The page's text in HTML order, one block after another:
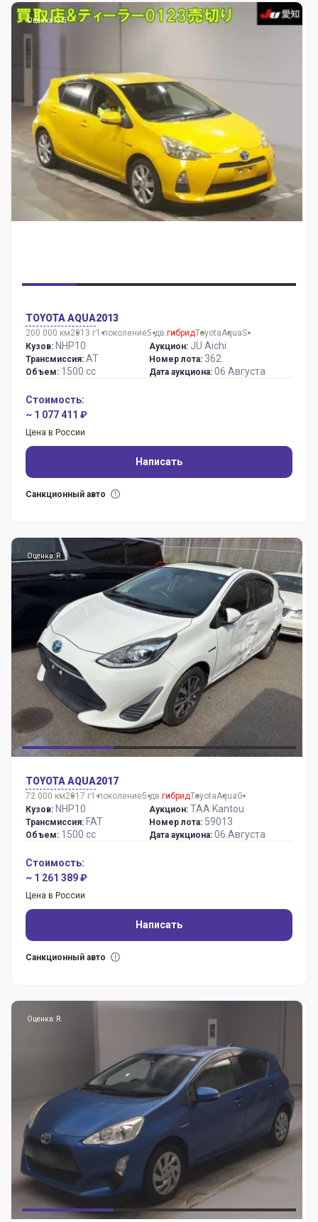
Оценка: 3.5
TOYOTA AQUA2013
200 000 км2013 г1 поколение5 дв.гибридToyotaAquaS
Кузов: NHP10
Трансмиссия: AT
Объем: 1500 сс
Аукцион: JU Aichi
Номер лота: 362
Дата аукциона: 06 Августа
Стоимость:
~ 1 077 411 ₽
Цена в России
Написать
Санкционный авто
Оценка: R
TOYOTA AQUA2017
72 000 км2017 г1 поколение5 дв. гибридToyotaAquaG
Кузов: NHP10
Трансмиссия: FAT
Объем: 1500 сс
Аукцион: TAA Kantou
Номер лота: 59013
Дата аукциона: 06 Августа
Стоимость:
~ 1 261 389 ₽
Цена в России
Написать
Санкционный авто
Оценка: R